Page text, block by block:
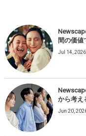
間の価値
Jul 14, 2026
から考え
Jun 20,